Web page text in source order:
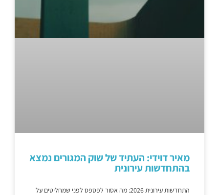
מאיר דוידי: העתיד של שוק המגורים נמצא
בהתחדשות עירונית
התחדשות עירונית 2026: מה אסור לפספס לפני שמחליטים על